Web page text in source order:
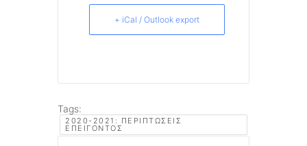
+ iCal / Outlook export
Tags:
2020-2021: ΠΕΡΙΠΤΏΣΕΙΣ
ΕΠΕΊΓΟΝΤΟΣ